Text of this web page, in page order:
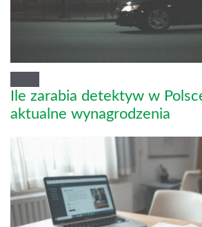
Ile zarabia detektyw w
aktualne wynagrodzenia